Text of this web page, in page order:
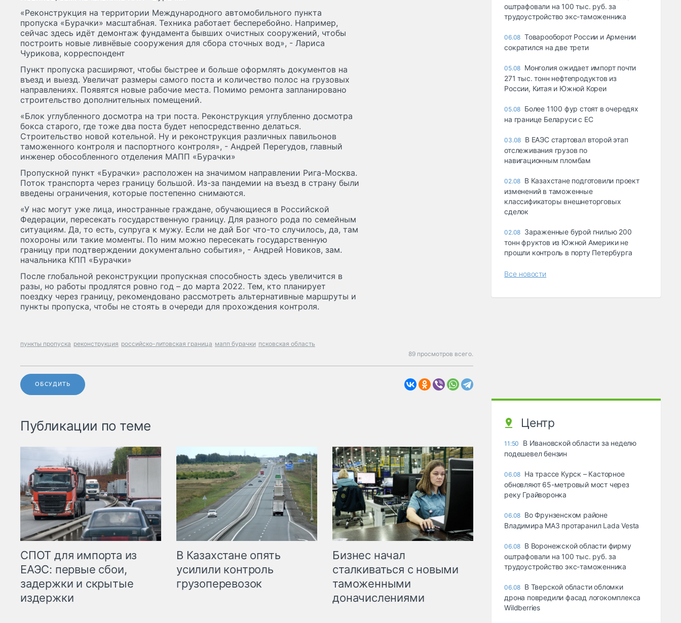
«Реконструкция на территории Международного автомобильного пункта
пропуска «Бурачки» масштабная. Техника работает бесперебойно. Например,
сейчас здесь идёт демонтаж фундамента бывших очистных сооружений, чтобы
построить новые ливнёвые сооружения для сбора сточных вод», - Лариса
Чурикова, корреспондент
Пункт пропуска расширяют, чтобы быстрее и больше оформлять документов на
въезд и выезд. Увеличат размеры самого поста и количество полос на грузовых
направлениях. Появятся новые рабочие места. Помимо ремонта запланировано
строительство дополнительных помещений.
«Блок углубленного досмотра на три поста. Реконструкция углубленно досмотра
бокса старого, где тоже два поста будет непосредственно делаться.
Строительство новой котельной. Ну и реконструкция различных павильонов
таможенного контроля и паспортного контроля», - Андрей Перегудов, главный
инженер обособленного отделения МАПП «Бурачки»
Пропускной пункт «Бурачки» расположен на значимом направлении Рига-Москва.
Поток транспорта через границу большой. Из-за пандемии на въезд в страну были
введены ограничения, которые постепенно снимаются.
«У нас могут уже лица, иностранные граждане, обучающиеся в Российской
Федерации, пересекать государственную границу. Для разного рода по семейным
ситуациям. Да, то есть, супруга к мужу. Если не дай Бог что-то случилось, да, там
похороны или такие моменты. По ним можно пересекать государственную
границу при подтверждении документально события», - Андрей Новиков, зам.
начальника КПП «Бурачки»
После глобальной реконструкции пропускная способность здесь увеличится в
разы, но работы продлятся ровно год – до марта 2022. Тем, кто планирует
поездку через границу, рекомендовано рассмотреть альтернативные маршруты и
пункты пропуска, чтобы не стоять в очереди для прохождения контроля.
пункты пропуска реконструкция российско-литовская граница мапп бурачки псковская область
89 просмотров всего.
ОБСУДИТЬ
Публикации по теме
СПОТ для импорта из
ЕАЭС: первые сбои,
задержки и скрытые
издержки
В Казахстане опять
усилили контроль
грузоперевозок
Бизнес начал
сталкиваться с новыми
таможенными
доначислениями
оштрафовали на 100 тыс. руб. за
трудоустройство экс-таможенника
06.08 Товарооборот России и Армении
сократился на две трети
05.08 Монголия ожидает импорт почти
271 тыс. тонн нефтепродуктов из
России, Китая и Южной Кореи
05.08 Более 1100 фур стоят в очередях
на границе Беларуси с ЕС
03.08 В ЕАЭС стартовал второй этап
отслеживания грузов по
навигационным пломбам
02.08 В Казахстане подготовили проект
изменений в таможенные
классификаторы внешнеторговых
сделок
02.08 Зараженные бурой гнилью 200
тонн фруктов из Южной Америки не
прошли контроль в порту Петербурга
Все новости
Центр
11:50
В Ивановской области за неделю
подешевел бензин
06.08 На трассе Курск – Касторное
обновляют 65-метровый мост через
реку Грайворонка
06.08 Во Фрунзенском районе
Владимира МАЗ протаранил Lada Vesta
06.08 В Воронежской области фирму
оштрафовали на 100 тыс. руб. за
трудоустройство экс-таможенника
06.08 В Тверской области обломки
дрона повредили фасад логокомплекса
Wildberries